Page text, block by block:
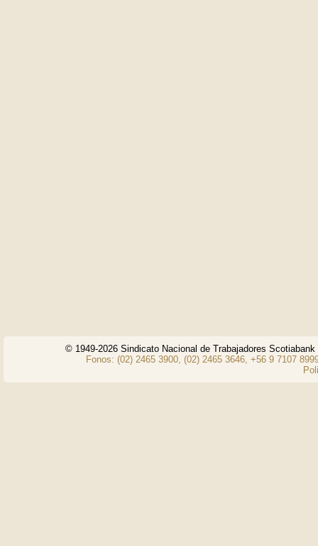
© 1949-2026 Sindicato Nacional de Trabajadores
Fonos: (02) 2465 3900, (02) 2465 3646, +56 9 7107